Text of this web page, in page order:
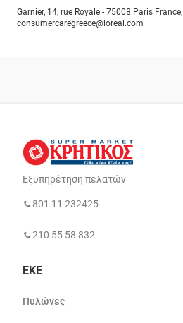
Garnier, 14, rue Royale - 75008 Paris France,
consumercaregreece@loreal.com
Εξυπηρέτηση πελατών
801 11 232425
210 55 58 832
ΕΚΕ
Πυλώνες